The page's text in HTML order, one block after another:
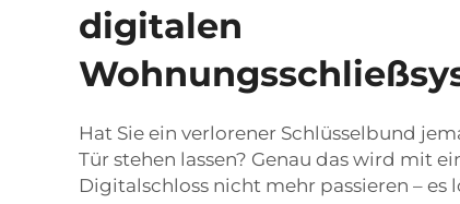
digitalen
Hat Sie ein verlorener Schlüsselbund
Tür stehen lassen? Genau das wird mit
Digitalschloss nicht mehr passieren – es